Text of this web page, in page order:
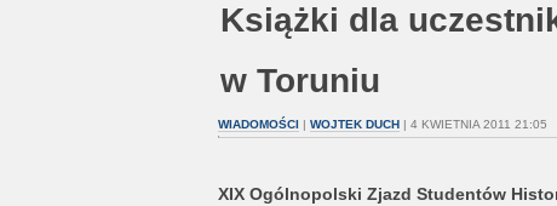
Książki dla
w Toruniu
WIADOMOŚCI| WOJTEK DUCH| 4 KWIETNIA 2011 21:05
XIX Ogólnopolski Zjazd Studentów